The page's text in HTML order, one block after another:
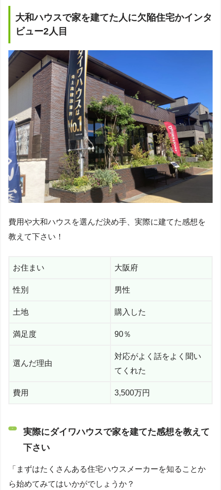
大和ハウスで家を建てた人に欠陥住宅かインタ
ビュー2人目
費用や大和ハウスを選んだ決め手、実際に建てた感想を
教えて下さい！
お住まい 大阪府
性別 男性
土地 購入した
満足度 90％
選んだ理由
対応がよく話をよく聞い
てくれた
費用 3,500万円
実際にダイワハウスで家を建てた感想を教えて
下さい
「まずはたくさんある住宅ハウスメーカーを知ることか
ら始めてみてはいかがでしょうか？